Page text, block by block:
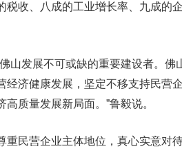
税收、八成的工业增长率、九成的
发展不可或缺的重要建设者。佛
经济健康发展，坚定不移支持民营
质量发展新局面。”鲁毅说。
民营企业主体地位，真心实意对